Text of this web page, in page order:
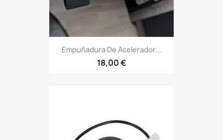
Empuñadura De Acelerador...
18,00 €